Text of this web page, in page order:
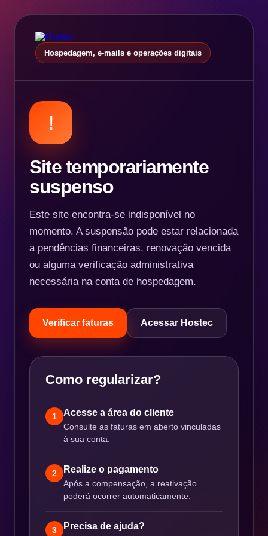
Hospedagem, e-mails e operações digitais
!
Site temporariamente
suspenso
Este site encontra-se indisponível no
momento. A suspensão pode estar relacionada
a pendências financeiras, renovação vencida
ou alguma verificação administrativa
necessária na conta de hospedagem.
Verificar faturas Acessar Hostec
Como regularizar?
1 Acesse a área do cliente
Consulte as faturas em aberto vinculadas
à sua conta.
2 Realize o pagamento
Após a compensação, a reativação
poderá ocorrer automaticamente.
3 Precisa de ajuda?